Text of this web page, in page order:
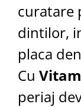
curatare
dintilor,
placa
Cu
periaj